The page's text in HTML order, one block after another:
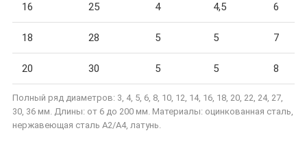
16 25 4 4,5 6
18 28 5 5 7
20 30 5 5 8
Полный ряд диаметров: 3, 4, 5, 6, 8, 10, 12, 14, 16, 18, 20, 22, 24, 27,
30, 36 мм. Длины: от 6 до 200 мм. Материалы: оцинкованная сталь,
нержавеющая сталь A2/A4, латунь.